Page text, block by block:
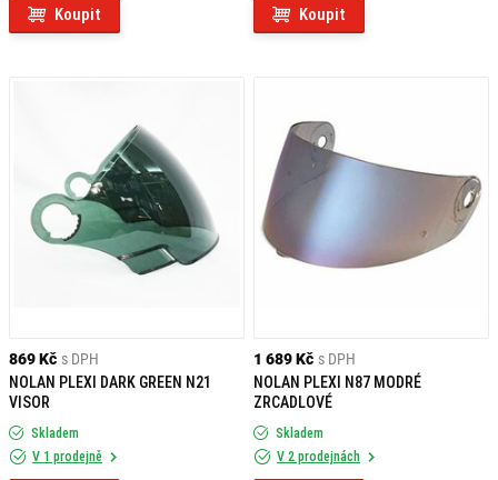
Koupit Koupit
869 Kč s DPH
NOLAN PLEXI DARK GREEN N21
VISOR
Skladem
V 1 prodejně
1 689 Kč s DPH
NOLAN PLEXI N87 MODRÉ
ZRCADLOVÉ
Skladem
V 2 prodejnách